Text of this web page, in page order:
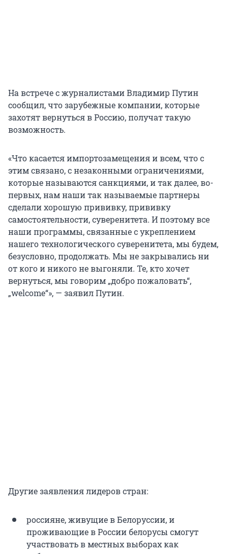
На встрече с журналистами Владимир Путин
сообщил, что зарубежные компании, которые
захотят вернуться в Россию, получат такую
возможность.
«Что касается импортозамещения и всем, что с
этим связано, с незаконными ограничениями,
которые называются санкциями, и так далее, во-
первых, нам наши так называемые партнеры
сделали хорошую прививку, прививку
самостоятельности, суверенитета. И поэтому все
наши программы, связанные с укреплением
нашего технологического суверенитета, мы будем,
безусловно, продолжать. Мы не закрывались ни
от кого и никого не выгоняли. Те, кто хочет
вернуться, мы говорим „добро пожаловать“,
„welcome“», — заявил Путин.
Другие заявления лидеров стран:
россияне, живущие в Белоруссии, и
проживающие в России белорусы смогут
участвовать в местных выборах как